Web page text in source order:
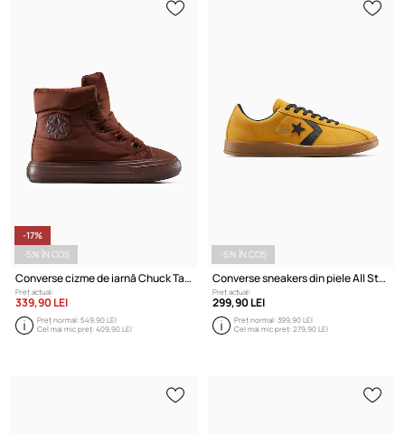
-17%
-5% ÎN COȘ
Converse cizme de iarnă Chuck Taylor All Star Elements Boot
Preț actual:
339,90 LEI
Preț normal:549,90 LEI
Cel mai mic preț:409,90 LEI
-5% ÎN COȘ
Converse sneakers din piele All Star Classic Trainer
Preț actual:
299,90 LEI
Preț normal:399,90 LEI
Cel mai mic preț:279,90 LEI